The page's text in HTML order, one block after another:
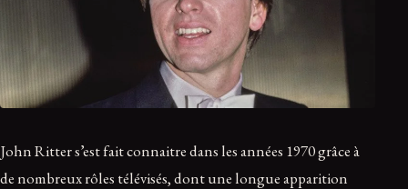
John Ritter s’est fait connaitre dans les années 1970 grâce à
de nombreux rôles télévisés, dont une longue apparition